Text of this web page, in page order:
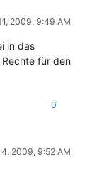
2009, 9:49 AM
in das
für den
0
4, 2009, 9:52 AM